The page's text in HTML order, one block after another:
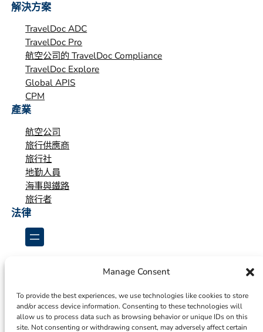
Manage Consent
To provide the best experiences, we use technologies like cookies to store
and/or access device information. Consenting to these technologies will
allow us to process data such as browsing behavior or unique IDs on this
site. Not consenting or withdrawing consent, may adversely affect certain
解決方案
TravelDoc ADC
TravelDoc Pro
航空公司的 TravelDoc Compliance
TravelDoc Explore
Global APIS
CPM
產業
航空公司
旅行供應商
旅行社
地勤人員
海事與鐵路
旅行者
法律